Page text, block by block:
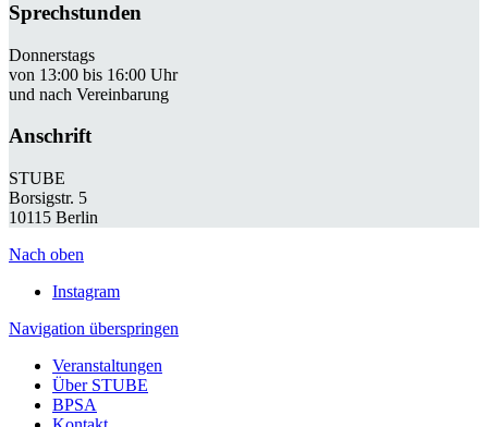
Sprechstunden
Donnerstags
von 13:00 bis 16:00 Uhr
und nach Vereinbarung
Anschrift
STUBE
Borsigstr. 5
10115 Berlin
Nach oben
Instagram
Navigation überspringen
Veranstaltungen
Über STUBE
BPSA